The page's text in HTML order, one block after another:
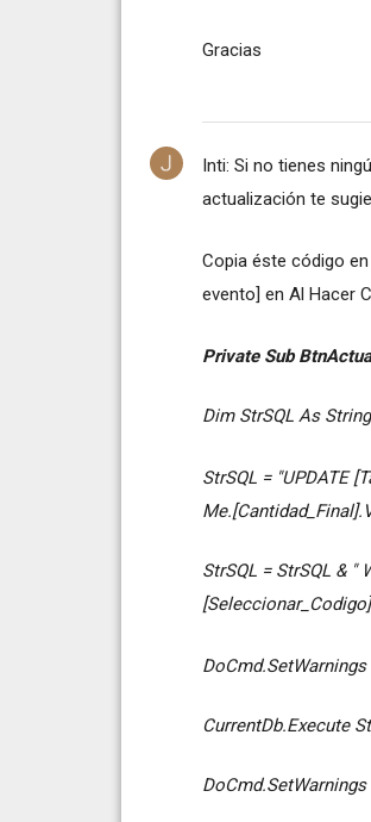
Gracias
Inti: Si no tienes
actualización te
Copia éste código
evento] en Al Hacer
Private Sub
Dim StrSQL As String
StrSQL = "UPDATE
StrSQL = StrSQL & "
DoCmd.SetWarnings
CurrentDb.Execute
DoCmd.SetWarnings